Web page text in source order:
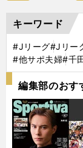
キーワード
#Jリーグ#Jリー
#他サポ夫婦#千
編集部のおす